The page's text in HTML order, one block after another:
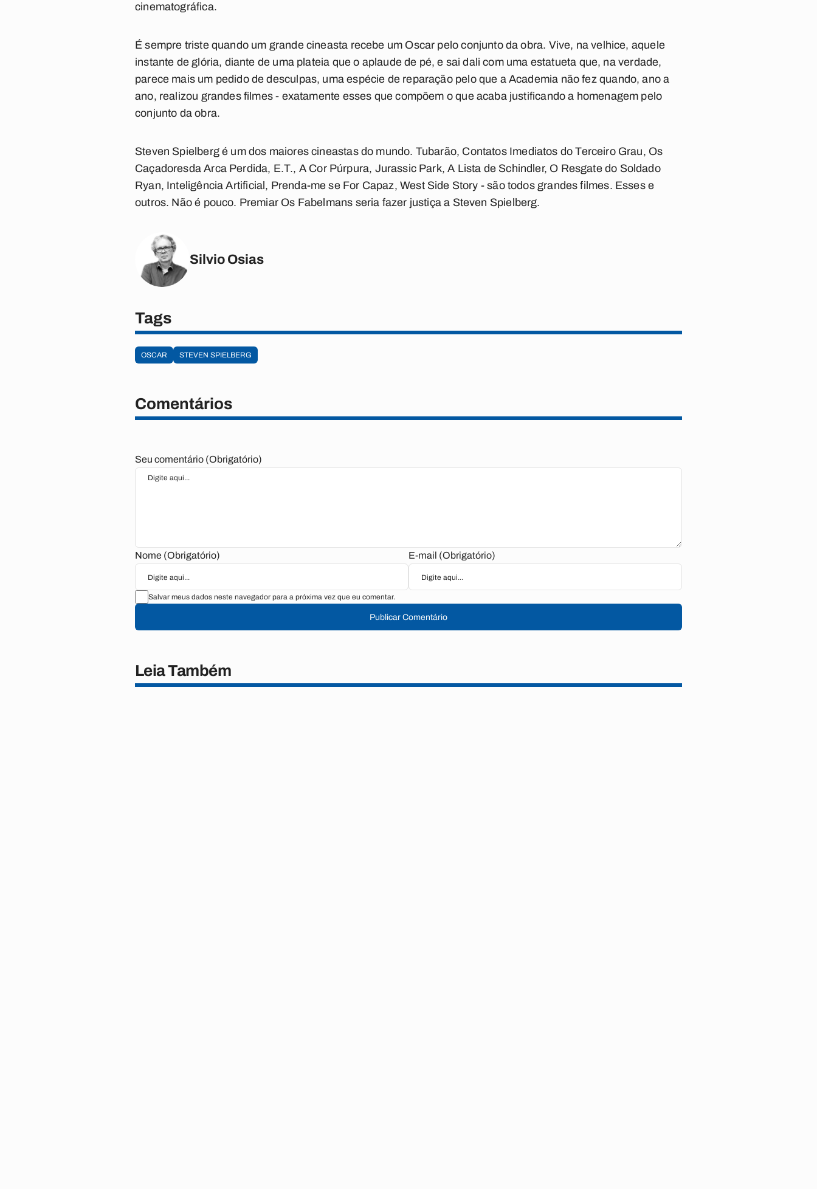
cinematográfica.
É sempre triste quando um grande cineasta recebe um Oscar pelo conjunto da obra. Vive, na velhice, aquele
instante de glória, diante de uma plateia que o aplaude de pé, e sai dali com uma estatueta que, na verdade,
parece mais um pedido de desculpas, uma espécie de reparação pelo que a Academia não fez quando, ano a
ano, realizou grandes filmes - exatamente esses que compõem o que acaba justificando a homenagem pelo
conjunto da obra.
Steven Spielberg é um dos maiores cineastas do mundo. Tubarão, Contatos Imediatos do Terceiro Grau, Os
Caçadoresda Arca Perdida, E.T., A Cor Púrpura, Jurassic Park,A Lista de Schindler, O Resgate do Soldado
Ryan, Inteligência Artificial , Prenda-me se For Capaz, West Side Story - são todos grandes filmes. Esses e
outros. Não é pouco. Premiar Os Fabelmans seria fazer justiça a Steven Spielberg.
Silvio Osias
Tags
OSCAR STEVEN SPIELBERG
Comentários
Seu comentário (Obrigatório)
Nome (Obrigatório) E-mail (Obrigatório)
Salvar meus dados neste navegador para a próxima vez que eu comentar.
Publicar Comentário
Leia Também